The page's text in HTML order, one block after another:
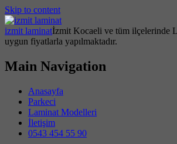
Skip to content
izmit laminatİzmit Kocaeli ve tüm ilçelerinde
uygun fiyatlarla yapılmaktadır.
Main Navigation
Anasayfa
Parkeci
Laminat Modelleri
İletişim
0543 454 55 90